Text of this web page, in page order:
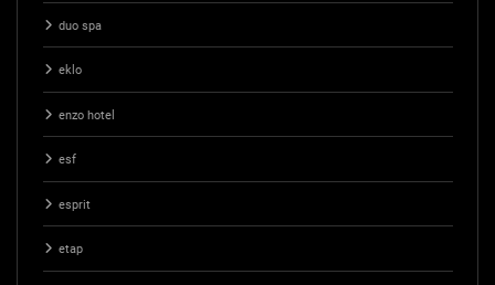
duo spa
eklo
enzo hotel
esf
esprit
etap